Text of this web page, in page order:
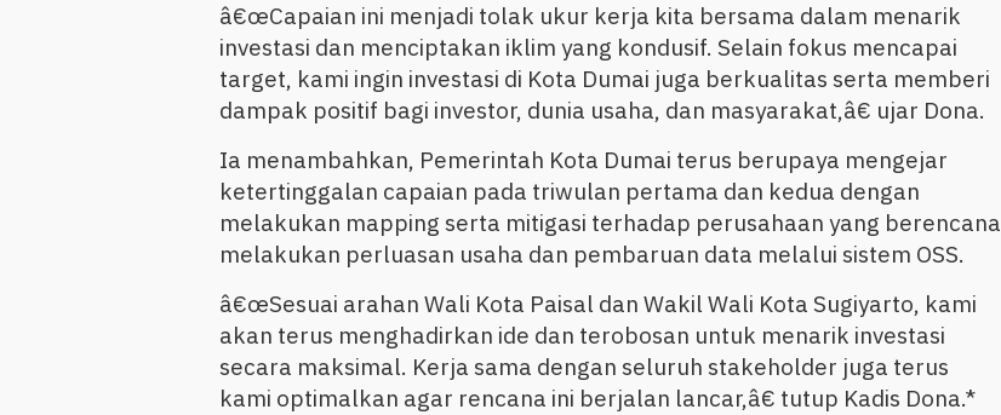
â€œCapaian ini menjadi tolak ukur kerja kita bersama dalam menarik
investasi dan menciptakan iklim yang kondusif. Selain fokus mencapai
target, kami ingin investasi di Kota Dumai juga berkualitas serta memberi
dampak positif bagi investor, dunia usaha, dan masyarakat,â€ ujar Dona.
Ia menambahkan, Pemerintah Kota Dumai terus berupaya mengejar
ketertinggalan capaian pada triwulan pertama dan kedua dengan
melakukan mapping serta mitigasi terhadap perusahaan yang berencana
melakukan perluasan usaha dan pembaruan data melalui sistem OSS.
â€œSesuai arahan Wali Kota Paisal dan Wakil Wali Kota Sugiyarto, kami
akan terus menghadirkan ide dan terobosan untuk menarik investasi
secara maksimal. Kerja sama dengan seluruh stakeholder juga terus
kami optimalkan agar rencana ini berjalan lancar,â€ tutup Kadis Dona.*